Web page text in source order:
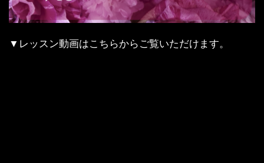
▼レッスン動画はこちらからご覧いただけます。